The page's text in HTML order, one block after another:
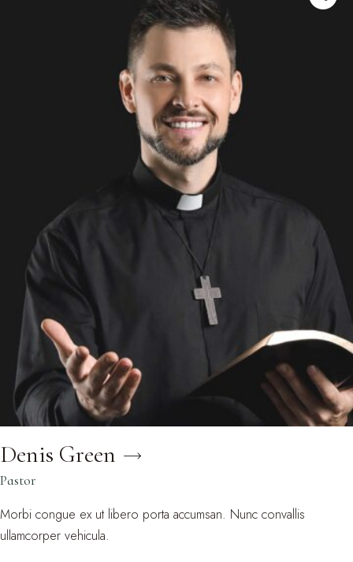
Denis Green
Pastor
Morbi congue ex ut libero porta accumsan. Nunc convallis
ullamcorper vehicula.